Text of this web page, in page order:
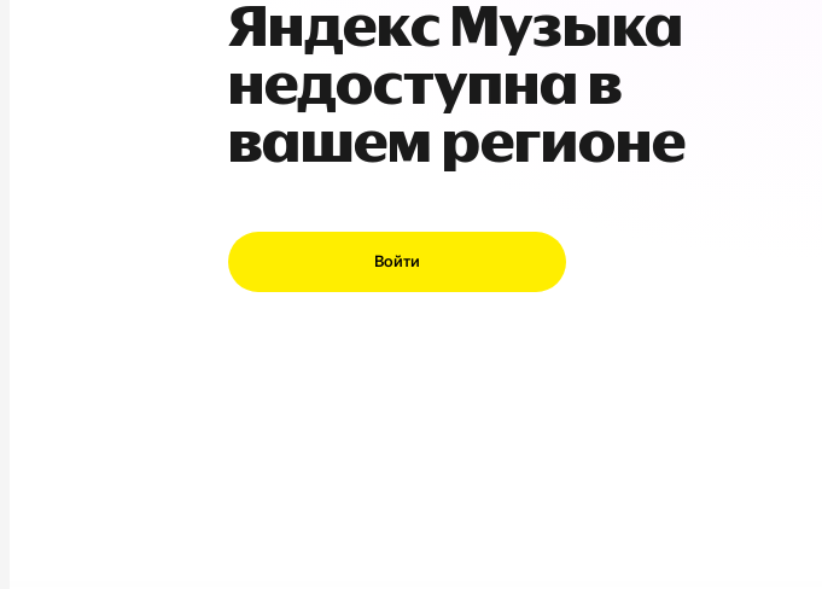
Яндекс Музыка
недоступна в
вашем регионе
Войти